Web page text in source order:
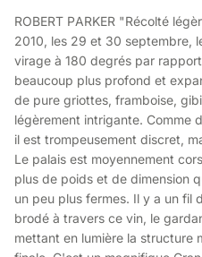
ROBERT PARKER "Récolté
2010, les 29 et 30 septembre,
virage à 180 degrés par
beaucoup plus profond et
de pure griottes, framboise,
légèrement intrigante. Comme
il est trompeusement discret,
Le palais est moyennement
plus de poids et de dimension
un peu plus fermes. Il y a un fil
brodé à travers ce vin, le
mettant en lumière la structure